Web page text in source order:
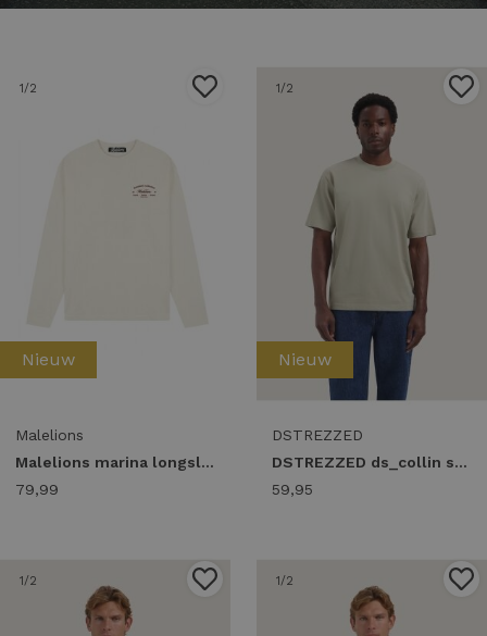
1/2
Nieuw
Malelions
Malelions marina longsleeve t-shirt mma50026050 Longsleeves 40002 off-white
79,99
1/2
Nieuw
DSTREZZED
DSTREZZED ds_collin ss tee 203012 T-shirts vintage sand
59,95
1/2 1/2